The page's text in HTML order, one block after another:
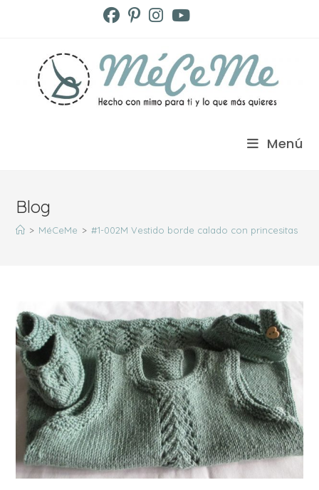
Menú
Blog
> MéCeMe > #1-002M Vestido borde calado con princesitas